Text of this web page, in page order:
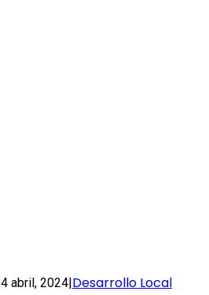
4 abril, 2024|Desarrollo Local